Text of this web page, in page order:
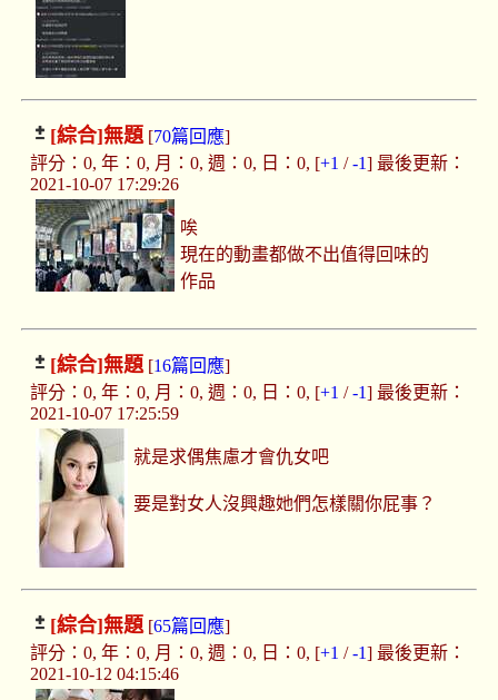
[綜合]無題[70篇回應]
評分：0, 年：0, 月：0, 週：0, 日：0, [+1 /-1] 最後更新：
2021-10-07 17:29:26
唉
現在的動畫都做不出值得回味的
作品
[綜合]無題[16篇回應]
評分：0, 年：0, 月：0, 週：0, 日：0, [+1 /-1] 最後更新：
2021-10-07 17:25:59
就是求偶焦慮才會仇女吧
要是對女人沒興趣她們怎樣關你屁事？
[綜合]無題[65篇回應]
評分：0, 年：0, 月：0, 週：0, 日：0, [+1 /-1] 最後更新：
2021-10-12 04:15:46